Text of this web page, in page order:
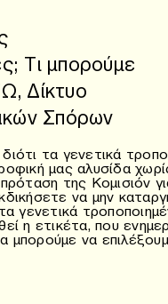
Τι μπορούμε
Δίκτυο
Σπόρων
τα γενετικά
μας αλυσίδα
της Κομισιόν
να μην
γενετικά
η ετικέτα, που
μπορούμε να